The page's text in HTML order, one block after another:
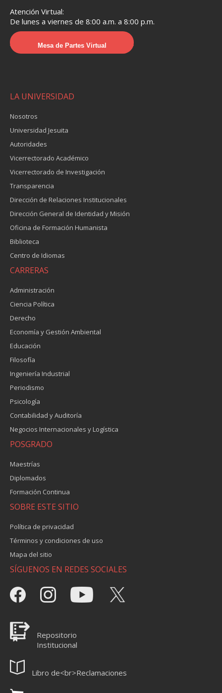
Atención Virtual:
De lunes a viernes de 8:00 a.m. a 8:00 p.m.
Mesa de Partes Virtual
LA UNIVERSIDAD
Nosotros
Universidad Jesuita
Autoridades
Vicerrectorado Académico
Vicerrectorado de Investigación
Transparencia
Dirección de Relaciones Institucionales
Dirección General de Identidad y Misión
Oficina de Formación Humanista
Biblioteca
Centro de Idiomas
CARRERAS
Administración
Ciencia Política
Derecho
Economía y Gestión Ambiental
Educación
Filosofía
Ingeniería Industrial
Periodismo
Psicología
Contabilidad y Auditoría
Negocios Internacionales y Logística
POSGRADO
Maestrías
Diplomados
Formación Continua
SOBRE ESTE SITIO
Política de privacidad
Términos y condiciones de uso
Mapa del sitio
SÍGUENOS EN REDES SOCIALES
Repositorio
Institucional
Libro de<br>Reclamaciones